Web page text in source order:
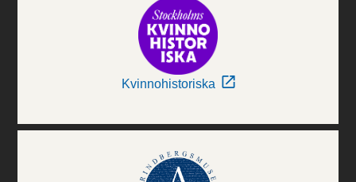
Kvinnohistoriska